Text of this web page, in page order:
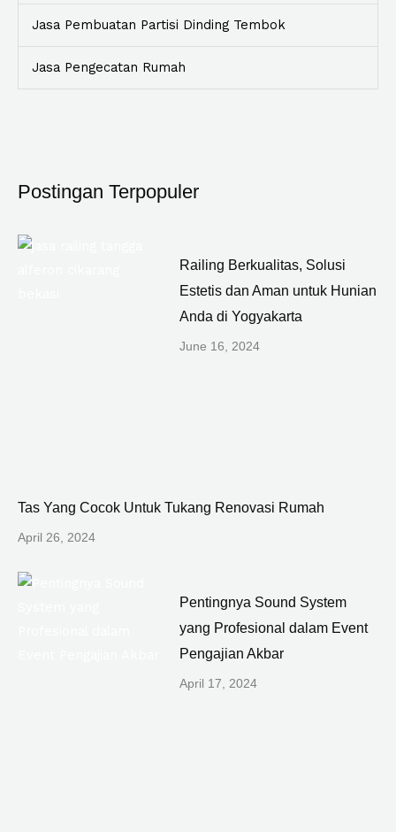
Jasa Pembuatan Partisi Dinding Tembok
Jasa Pengecatan Rumah
Postingan Terpopuler
Railing Berkualitas, Solusi
Estetis dan Aman untuk Hunian
Anda di Yogyakarta
June 16, 2024
Tas Yang Cocok Untuk Tukang Renovasi Rumah
April 26, 2024
Pentingnya Sound System
yang Profesional dalam Event
Pengajian Akbar
April 17, 2024